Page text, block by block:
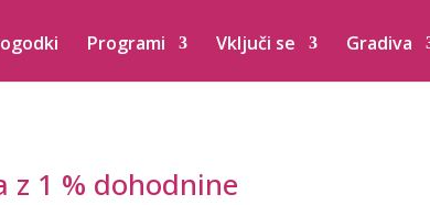
Programi Vključi se Gradiva
z 1 % dohodnine